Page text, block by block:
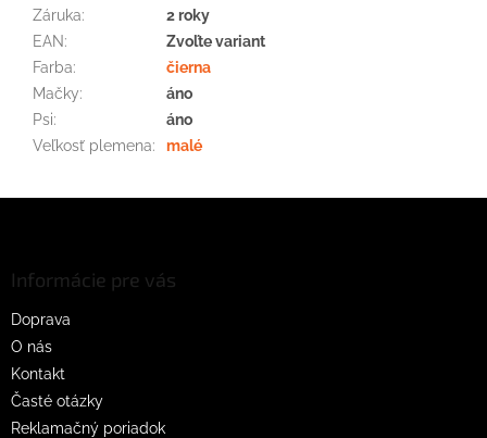
Záruka:
2 roky
EAN:
Zvoľte variant
Farba:
čierna
Mačky:
áno
Psi:
áno
Veľkosť plemena: malé
Informácie pre vás
Doprava
O nás
Kontakt
Časté otázky
Reklamačný poriadok